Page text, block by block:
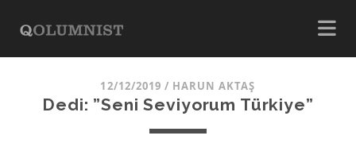
12/12/2019 / HARUN AKTAŞ
Dedi: ”Seni Seviyorum Türkiye”